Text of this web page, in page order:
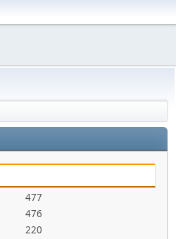
477
476
220